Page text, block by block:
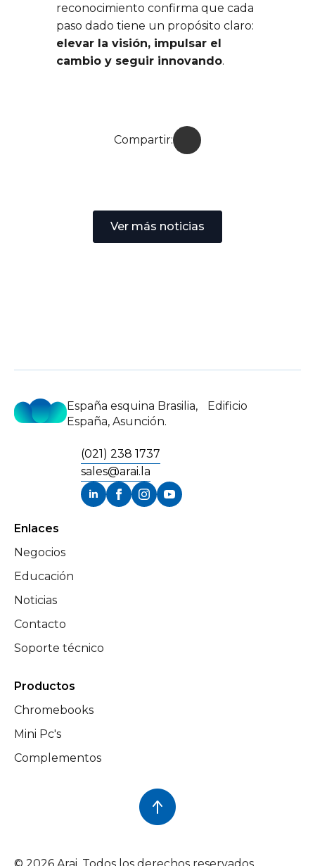
reconocimiento confirma que cada
paso dado tiene un propósito claro:
elevar la visión, impulsar el
cambio y seguir innovando.
Compartir:
Ver más noticias
España esquina Brasilia, Edificio
España, Asunción.
(021) 238 1737
sales@arai.la
Enlaces
Negocios
Educación
Noticias
Contacto
Soporte técnico
Productos
Chromebooks
Mini Pc's
Complementos